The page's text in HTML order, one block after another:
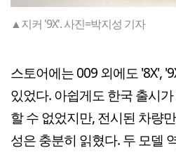
▲지커 '9X'. 사진=박지성 기자
스토어에는 009 외에도 '8X',
있었다. 아쉽게도 한국 출시
할 수 없었지만, 전시된 차량
성은 충분히 읽혔다. 두 모델